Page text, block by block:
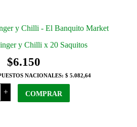
y Chilli x 20 Saquitos
$6.150
NACIONALES: $ 5.082,64
+ COMPRAR